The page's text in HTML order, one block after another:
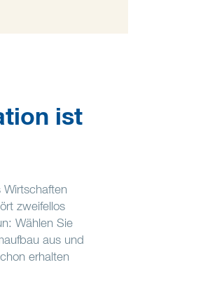
ist
zweifellos
Wählen Sie
aus und
erhalten